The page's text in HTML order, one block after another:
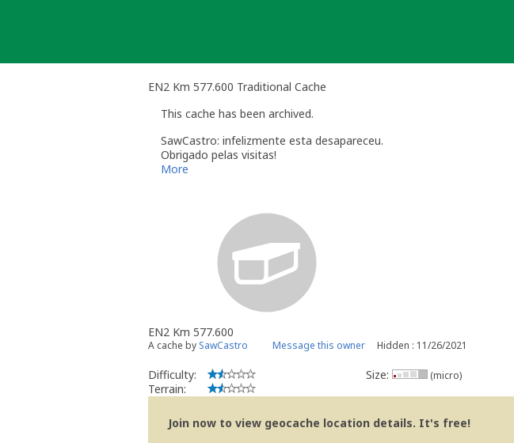
EN2 Km 577.600 Traditional Cache
This cache has been archived.
SawCastro: infelizmente esta desapareceu.
Obrigado pelas visitas!
More
EN2 Km 577.600
A cache by SawCastro Message this owner Hidden : 11/26/2021
Difficulty:
Terrain:
Size: (micro)
Join now to view geocache location details. It's free!